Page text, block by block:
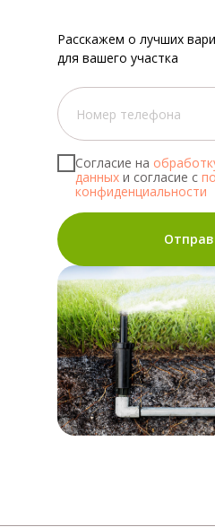
Согласие на
данных и согласие с
конфиденциальности
Расскажем о лучших
для вашего участка